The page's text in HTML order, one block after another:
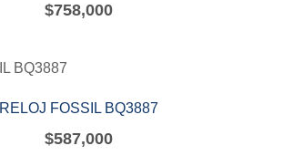
$758,000
RELOJ FOSSIL BQ3887
$587,000